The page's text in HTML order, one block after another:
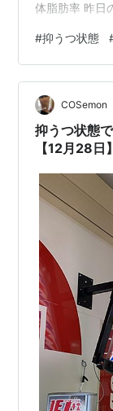
体脂肪率 昨日
「FC2ブログ
健康ランキン
ング参加中ダ
#抑うつ状態
COSemon
抑うつ状態
【12月28日】